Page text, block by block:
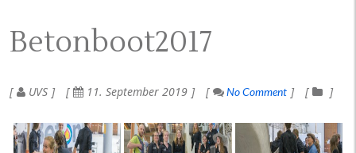
Betonboot2017
UVS 11. September 2019 No Comment